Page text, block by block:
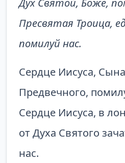
Дух Святой, Боже,
Пресвятая Троица,
помилуй нас.
Сердце Иисуса,
Предвечного,
Сердце Иисуса, в
от Духа Святого
нас.